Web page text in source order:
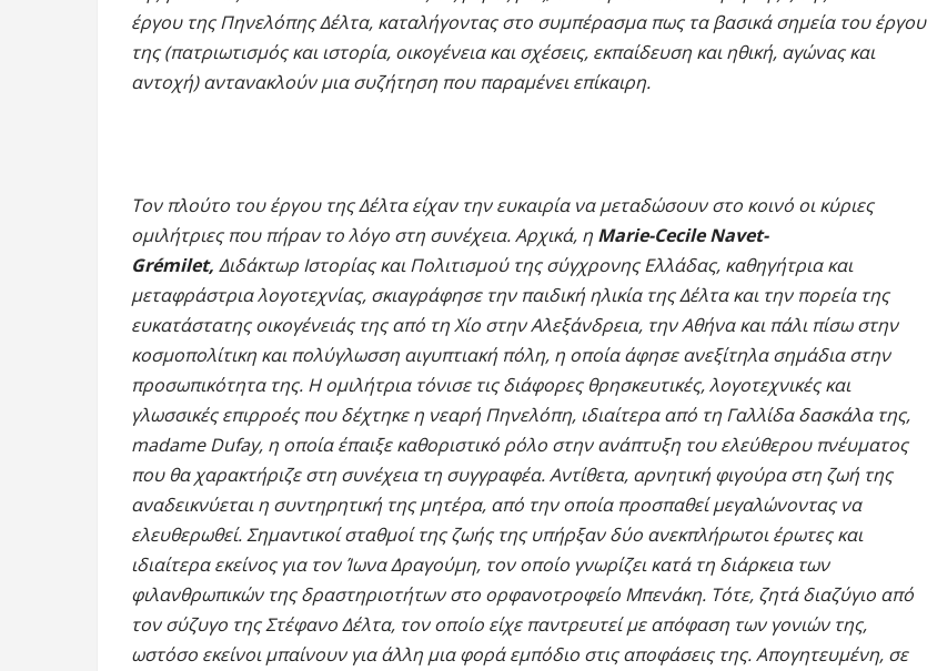
έργου της Πηνελόπης Δέλτα, καταλήγοντας στο συμπέρασμα πως τα βασικά σημεία του έργου
της (πατριωτισμός και ιστορία, οικογένεια και σχέσεις, εκπαίδευση και ηθική, αγώνας και
αντοχή) αντανακλούν μια συζήτηση που παραμένει επίκαιρη.
Τον πλούτο του έργου της Δέλτα είχαν την ευκαιρία να μεταδώσουν στο κοινό οι κύριες
ομιλήτριες που πήραν το λόγο στη συνέχεια. Αρχικά, η Marie-Cecile Navet-
Grémilet, Διδάκτωρ Ιστορίας και Πολιτισμού της σύγχρονης Ελλάδας, καθηγήτρια και
μεταφράστρια λογοτεχνίας, σκιαγράφησε την παιδική ηλικία της Δέλτα και την πορεία της
ευκατάστατης οικογένειάς της από τη Χίο στην Αλεξάνδρεια, την Αθήνα και πάλι πίσω στην
κοσμοπολίτικη και πολύγλωσση αιγυπτιακή πόλη, η οποία άφησε ανεξίτηλα σημάδια στην
προσωπικότητα της. Η ομιλήτρια τόνισε τις διάφορες θρησκευτικές, λογοτεχνικές και
γλωσσικές επιρροές που δέχτηκε η νεαρή Πηνελόπη, ιδιαίτερα από τη Γαλλίδα δασκάλα της,
madame Dufay, η οποία έπαιξε καθοριστικό ρόλο στην ανάπτυξη του ελεύθερου πνέυματος
που θα χαρακτήριζε στη συνέχεια τη συγγραφέα. Αντίθετα, αρνητική φιγούρα στη ζωή της
αναδεικνύεται η συντηρητική της μητέρα, από την οποία προσπαθεί μεγαλώνοντας να
ελευθερωθεί. Σημαντικοί σταθμοί της ζωής της υπήρξαν δύο ανεκπλήρωτοι έρωτες και
ιδιαίτερα εκείνος για τον Ίωνα Δραγούμη, τον οποίο γνωρίζει κατά τη διάρκεια των
φιλανθρωπικών της δραστηριοτήτων στο ορφανοτροφείο Μπενάκη. Τότε, ζητά διαζύγιο από
τον σύζυγο της Στέφανο Δέλτα, τον οποίο είχε παντρευτεί με απόφαση των γονιών της,
ωστόσο εκείνοι μπαίνουν για άλλη μια φορά εμπόδιο στις αποφάσεις της. Απογητευμένη, σε